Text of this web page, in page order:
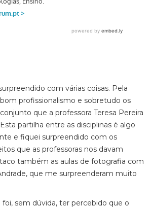
com várias coisas. Pela
profissionalismo e sobretudo os
que a professora Teresa Pereira
partilha entre as disciplinas é algo
e fiquei surpreendido com os
que as professoras nos davam
também as aulas de fotografia com
que me surpreenderam muito
foi, sem dúvida, ter percebido que o